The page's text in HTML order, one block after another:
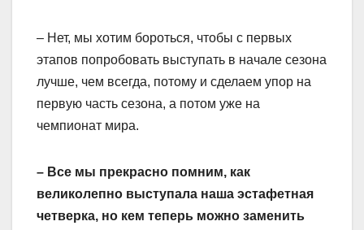
– Нет, мы хотим бороться, чтобы с первых
этапов попробовать выступать в начале сезона
лучше, чем всегда, потому и сделаем упор на
первую часть сезона, а потом уже на
чемпионат мира.
– Все мы прекрасно помним, как
великолепно выступала наша эстафетная
четверка, но кем теперь можно заменить